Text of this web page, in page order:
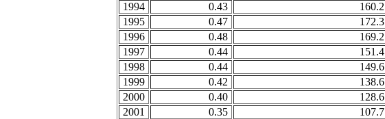
1994
0.43 160.2
1995
0.47 172.3
1996
0.48 169.2
1997
0.44 151.4
1998
0.44 149.6
1999
0.42 138.6
2000
0.40 128.6
2001
0.35 107.7